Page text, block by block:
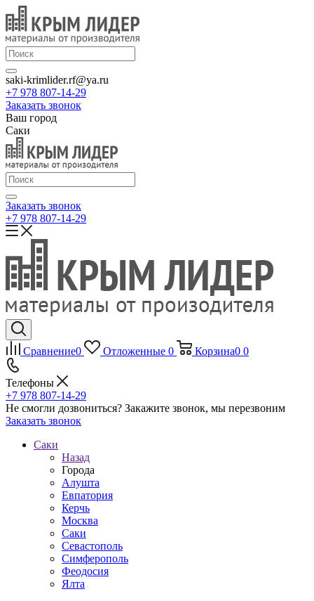
saki-krimlider.rf@ya.ru
+7 978 807-14-29
Заказать звонок
Ваш город
Саки
Заказать звонок
+7 978 807-14-29
Сравнение0 Отложенные 0 Корзина0 0
Телефоны
+7 978 807-14-29
Не смогли дозвониться? Закажите звонок, мы перезвоним
Заказать звонок
Саки
Назад
Города
Алушта
Евпатория
Керчь
Москва
Саки
Севастополь
Симферополь
Феодосия
Ялта